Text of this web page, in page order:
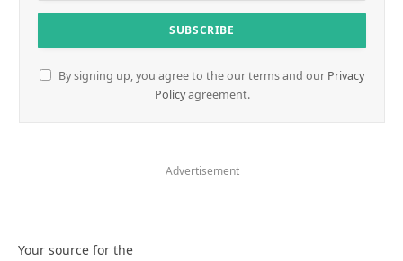
By signing up, you agree to the our terms and our Privacy
Policyagreement.
Advertisement
Your source for the